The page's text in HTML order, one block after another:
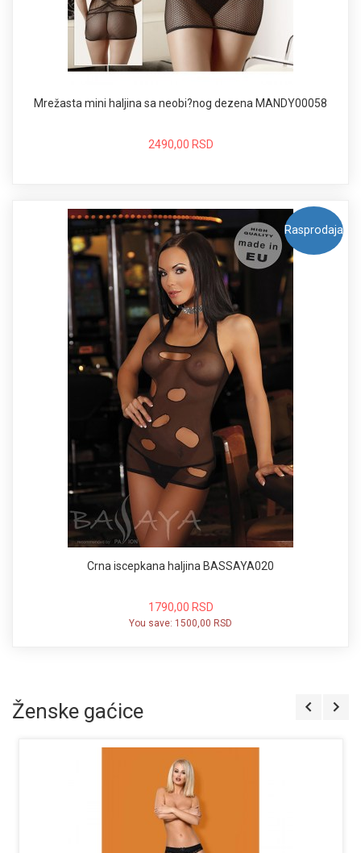
Mrežasta mini haljina sa neobi?nog dezena MANDY00058
2490,00 RSD
Rasprodaja
Crna iscepkana haljina BASSAYA020
1790,00 RSD
You save: 1500,00 RSD
Ženske gaćice